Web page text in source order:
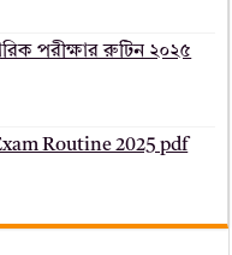
পরীক্ষার ‍রুটিন ২০২৫
Routine 2025 pdf